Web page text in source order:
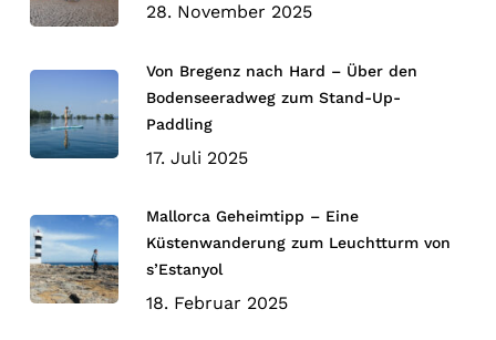
28. November 2025
Von Bregenz nach Hard – Über den
Bodenseeradweg zum Stand-Up-
Paddling
17. Juli 2025
Mallorca Geheimtipp – Eine
Küstenwanderung zum Leuchtturm von
s’Estanyol
18. Februar 2025